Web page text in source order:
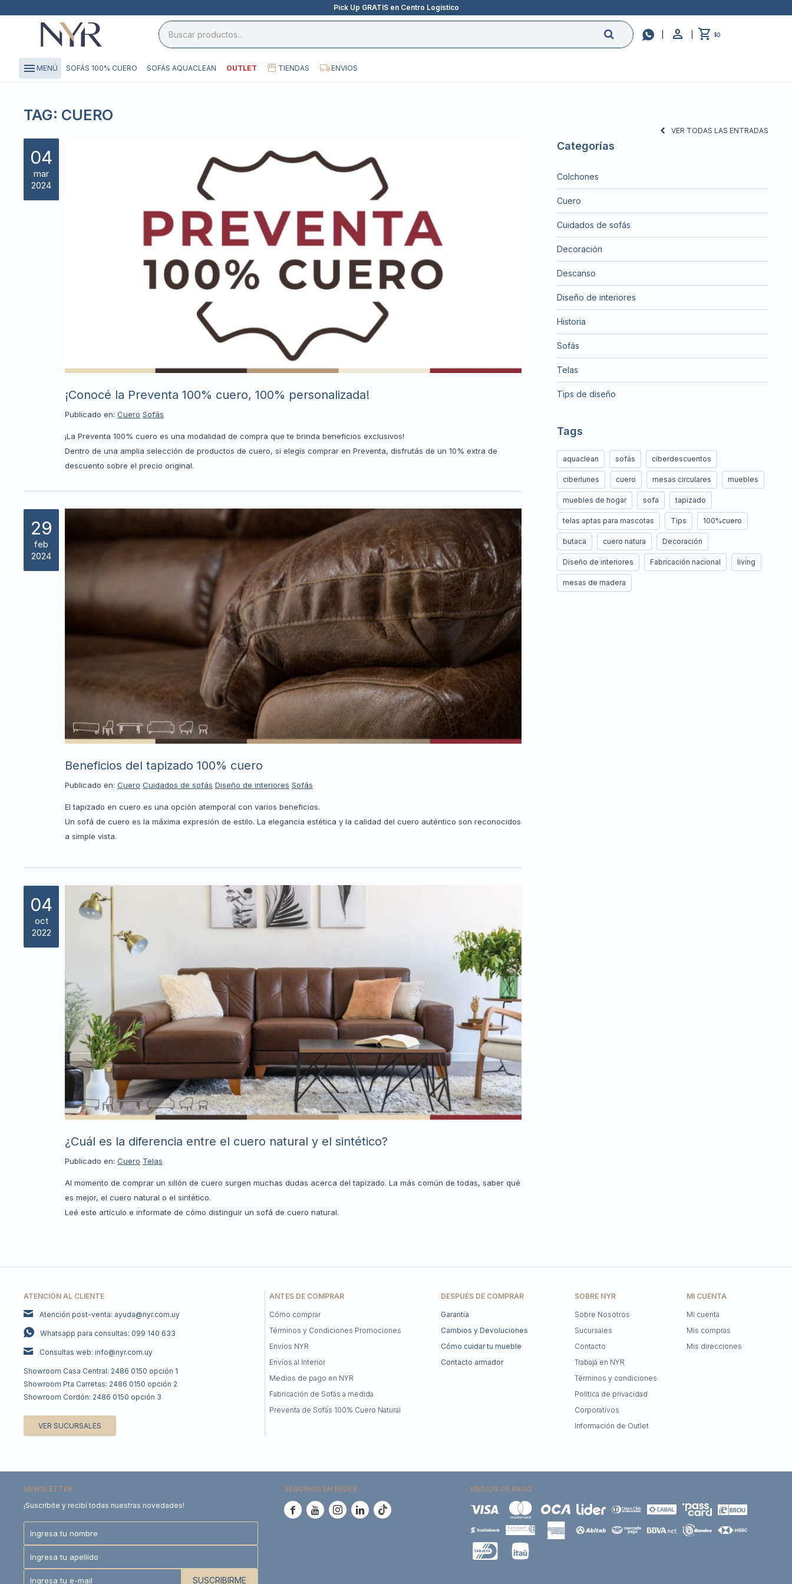
Pick Up GRATIS en Centro Logístico
 $0
menu MENÚ SOFÁS 100% CUERO SOFÁS AQUACLEAN OUTLET TIENDAS ENVIOS
TAG: CUERO
VER TODAS LAS ENTRADAS
¡Conocé la Preventa 100% cuero, 100% personalizada!
04
mar
2024
Publicado en: Cuero Sofás
¡La Preventa 100% cuero es una modalidad de compra que te brinda beneficios exclusivos!
Dentro de una amplia selección de productos de cuero, si elegís comprar en Preventa, disfrutás de un 10% extra de
descuento sobre el precio original.
Beneficios del tapizado 100% cuero
29
feb
2024
Publicado en: Cuero Cuidados de sofás Diseño de interiores Sofás
El tapizado en cuero es una opción atemporal con varios beneficios.
Un sofá de cuero es la máxima expresión de estilo. La elegancia estética y la calidad del cuero auténtico son reconocidos
a simple vista.
¿Cuál es la diferencia entre el cuero natural y el sintético?
04
oct
2022
Publicado en: Cuero Telas
Al momento de comprar un sillón de cuero surgen muchas dudas acerca del tapizado. La más común de todas, saber qué
es mejor, el cuero natural o el sintético.
Leé este artículo e informate de cómo distinguir un sofá de cuero natural.
Categorías
Colchones
Cuero
Cuidados de sofás
Decoración
Descanso
Diseño de interiores
Historia
Sofás
Telas
Tips de diseño
Tags
aquaclean sofás ciberdescuentos
ciberlunes cuero mesas circulares muebles
muebles de hogar sofa tapizado
telas aptas para mascotas Tips 100%cuero
butaca cuero natura Decoración
Diseño de interiores Fabricación nacional living
mesas de madera
ATENCIÓN AL CLIENTE
Atención post-venta: ayuda@nyr.com.uy
Whatsapp para consultas: 099 140 633
Consultas web: info@nyr.com.uy
Showroom Casa Central: 2486 0150 opción 1
Showroom Pta Carretas: 2486 0150 opción 2
Showroom Cordón: 2486 0150 opción 3
VER SUCURSALES
DESPUÉS DE COMPRAR
Garantía
Cambios y Devoluciones
Cómo cuidar tu mueble
Contacto armador
SOBRE NYR
Sobre Nosotros
Sucursales
Contacto
Trabajá en NYR
Términos y condiciones
Política de privacidad
Corporativos
Información de Outlet
ANTES DE COMPRAR
Cómo comprar
Términos y Condiciones Promociones
Envíos NYR
Envíos al Interior
Medios de pago en NYR
Fabricación de Sofás a medida
Preventa de Sofás 100% Cuero Natural
MI CUENTA
Mi cuenta
Mis compras
Mis direcciones
NEWSLETTER
¡Suscribite y recibí todas nuestras novedades!
SUSCRIBIRME
SEGUINOS EN REDES
    
MEDIOS DE PAGO
close